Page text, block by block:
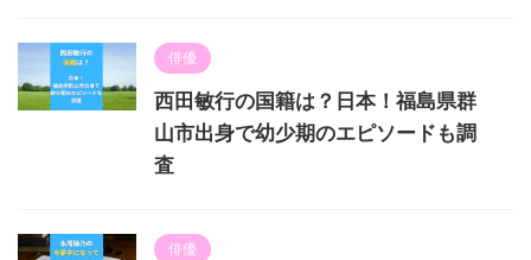
俳優
西田敏行の国籍は？日本！福島県群
山市出身で幼少期のエピソードも調
査
俳優